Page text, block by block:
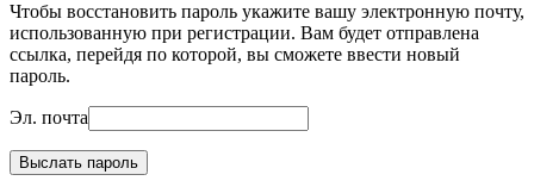
Чтобы восстановить пароль укажите вашу электронную почту,
использованную при регистрации. Вам будет отправлена
ссылка, перейдя по которой, вы сможете ввести новый
пароль.
Эл. почта
Выслать пароль